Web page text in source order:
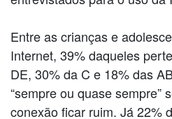
Entre as crianças e
Internet, 39% daqueles
DE, 30% da C e 18% das
“sempre ou quase sempre”
conexão ficar ruim. Já 22%